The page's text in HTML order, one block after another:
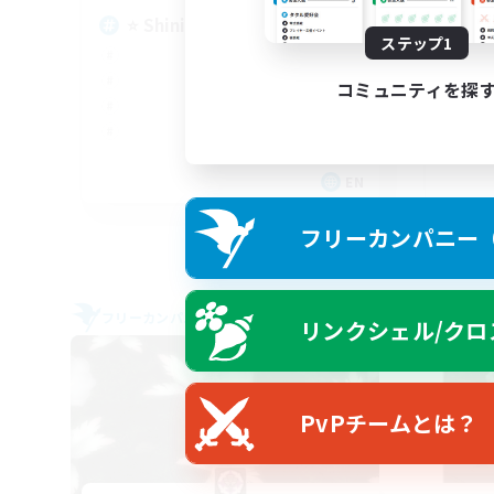
⭐ Shining ⭐ As ⭐ One
募集期間: 2026/09/07 まで
NEW
フリーカンパニー フリー
ステップ1
コミュニティを探
フリーカンパニ
リンクシェル/ク
PvPチームとは？